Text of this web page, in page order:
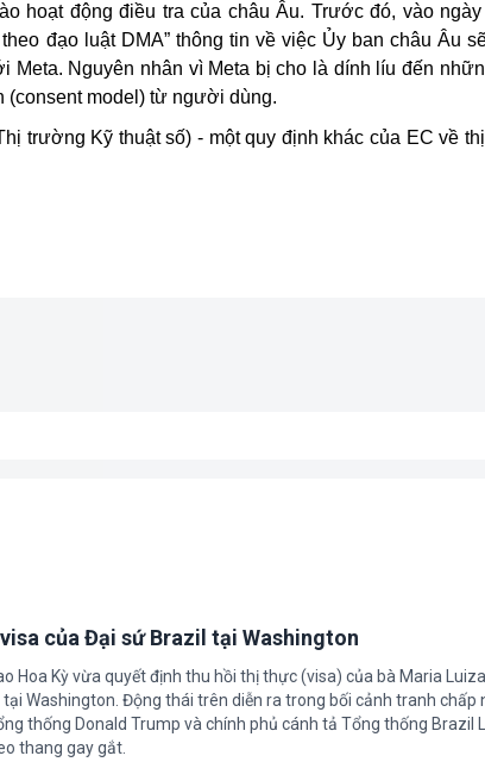
hoạt động điều tra của châu Âu. Trước đó, vào ngày
đạo luật DMA” thông tin về việc Ủy ban châu Âu
Meta. Nguyên nhân vì Meta bị cho là dính líu đến
(consent model) từ người dùng.
trường Kỹ thuật số) - một quy định khác của EC về
của Đại sứ Brazil tại Washington
Hoa Kỳ vừa quyết định thu hồi thị thực (visa) của bà Maria
Washington. Động thái trên diễn ra trong bối cảnh tranh chấp
thống Donald Trump và chính phủ cánh tả Tổng thống Brazil
thang gay gắt.